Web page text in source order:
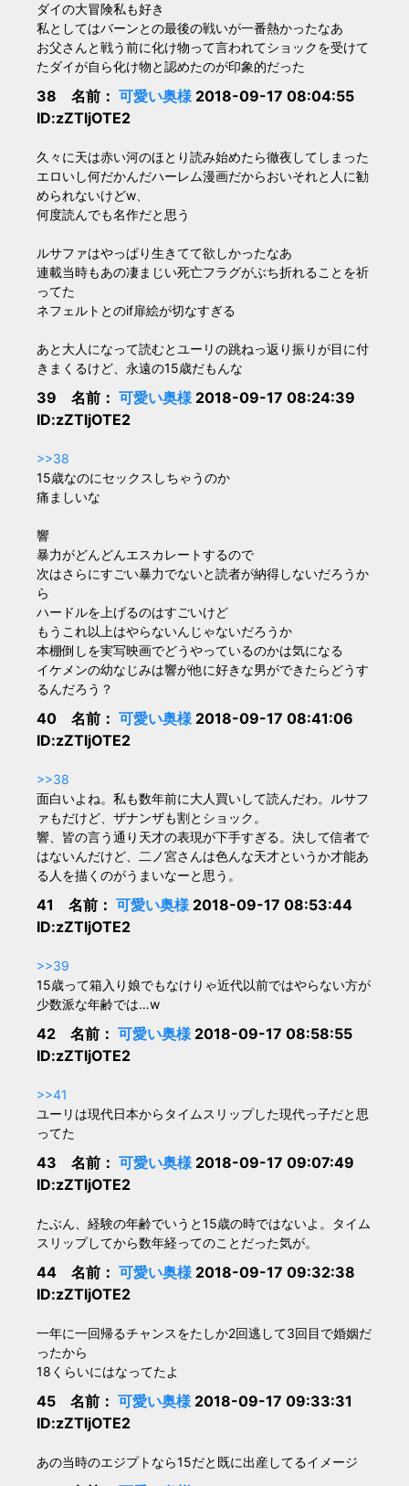
ダイの大冒険私も好き
私としてはバーンとの最後の戦いが一番熱かったなあ
お父さんと戦う前に化け物って言われてショックを受けて
たダイが自ら化け物と認めたのが印象的だった
38 名前： 可愛い奥様2018-09-17 08:04:55
ID:zZTljOTE2
久々に天は赤い河のほとり読み始めたら徹夜してしまった
エロいし何だかんだハーレム漫画だからおいそれと人に勧
められないけどw、
何度読んでも名作だと思う
ルサファはやっぱり生きてて欲しかったなあ
連載当時もあの凄まじい死亡フラグがぶち折れることを祈
ってた
ネフェルトとのif扉絵が切なすぎる
あと大人になって読むとユーリの跳ねっ返り振りが目に付
きまくるけど、永遠の15歳だもんな
39 名前： 可愛い奥様2018-09-17 08:24:39
ID:zZTljOTE2
>>38
15歳なのにセックスしちゃうのか
痛ましいな
響
暴力がどんどんエスカレートするので
次はさらにすごい暴力でないと読者が納得しないだろうか
ら
ハードルを上げるのはすごいけど
もうこれ以上はやらないんじゃないだろうか
本棚倒しを実写映画でどうやっているのかは気になる
イケメンの幼なじみは響が他に好きな男ができたらどうす
るんだろう？
40 名前： 可愛い奥様2018-09-17 08:41:06
ID:zZTljOTE2
>>38
面白いよね。私も数年前に大人買いして読んだわ。ルサフ
ァもだけど、ザナンザも割とショック。
響、皆の言う通り天才の表現が下手すぎる。決して信者で
はないんだけど、二ノ宮さんは色んな天才というか才能あ
る人を描くのがうまいなーと思う。
41 名前： 可愛い奥様2018-09-17 08:53:44
ID:zZTljOTE2
>>39
15歳って箱入り娘でもなけりゃ近代以前ではやらない方が
少数派な年齢では…w
42 名前： 可愛い奥様2018-09-17 08:58:55
ID:zZTljOTE2
>>41
ユーリは現代日本からタイムスリップした現代っ子だと思
ってた
43 名前： 可愛い奥様2018-09-17 09:07:49
ID:zZTljOTE2
たぶん、経験の年齢でいうと15歳の時ではないよ。タイム
スリップしてから数年経ってのことだった気が。
44 名前： 可愛い奥様2018-09-17 09:32:38
ID:zZTljOTE2
一年に一回帰るチャンスをたしか2回逃して3回目で婚姻だ
ったから
18くらいにはなってたよ
45 名前： 可愛い奥様2018-09-17 09:33:31
ID:zZTljOTE2
あの当時のエジプトなら15だと既に出産してるイメージ